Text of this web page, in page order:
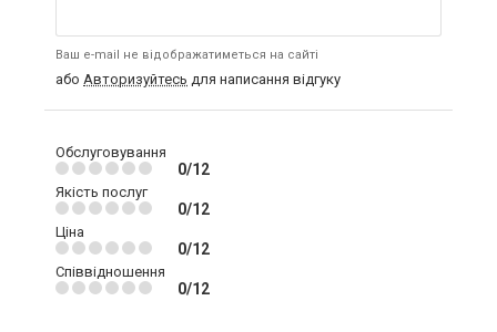
Ваш e-mail не відображатиметься на сайті
або Авторизуйтесь для написання відгуку
Обслуговування
0/12
Якість послуг
0/12
Ціна
0/12
Співвідношення
0/12